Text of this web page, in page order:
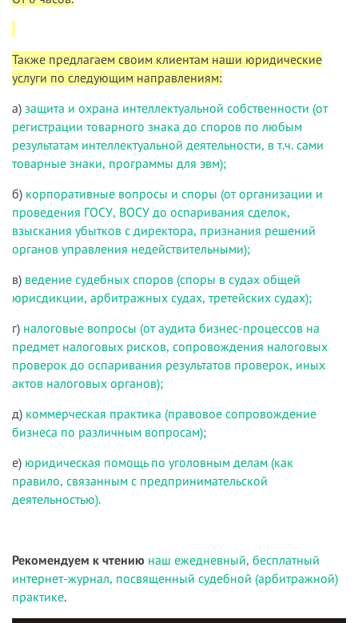
Также предлагаем своим клиентам наши юридические
услуги по следующим направлениям:
а) защита и охрана интеллектуальной собственности (от
регистрации товарного знака до споров по любым
результатам интеллектуальной деятельности, в т.ч. сами
товарные знаки, программы для эвм);
б) корпоративные вопросы и споры (от организации и
проведения ГОСУ, ВОСУ до оспаривания сделок,
взыскания убытков с директора, признания решений
органов управления недействительными);
в) ведение судебных споров (споры в судах общей
юрисдикции, арбитражных судах, третейских судах);
г) налоговые вопросы (от аудита бизнес-процессов на
предмет налоговых рисков, сопровождения налоговых
проверок до оспаривания результатов проверок, иных
актов налоговых органов);
д) коммерческая практика (правовое сопровождение
бизнеса по различным вопросам);
е) юридическая помощь по уголовным делам (как
правило, связанным с предпринимательской
деятельностью).
Рекомендуем к чтению наш ежедневный, бесплатный
интернет-журнал, посвященный судебной (арбитражной)
практике.